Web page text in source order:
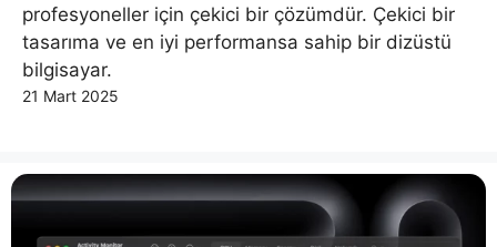
profesyoneller için çekici bir çözümdür. Çekici bir
tasarıma ve en iyi performansa sahip bir dizüstü
bilgisayar.
21 Mart 2025